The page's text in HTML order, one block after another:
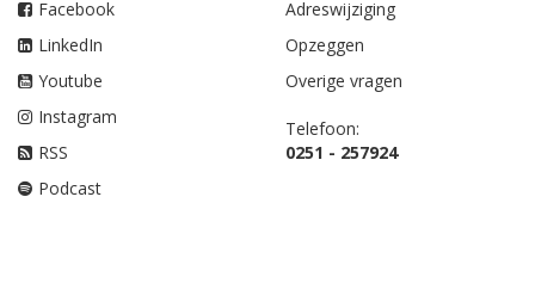
Facebook
LinkedIn
Youtube
Instagram
RSS
Podcast
Adreswijziging
Opzeggen
Overige vragen
Telefoon:
0251 - 257924